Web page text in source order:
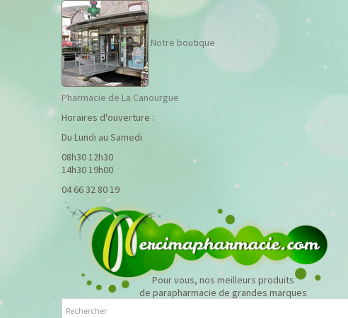
Notre boutique
Pharmacie de La Canourgue
Horaires d'ouverture :
Du Lundi au Samedi
08h30 12h30
14h30 19h00
04 66 32 80 19
Pour vous, nos meilleurs produits
de parapharmacie de grandes marques